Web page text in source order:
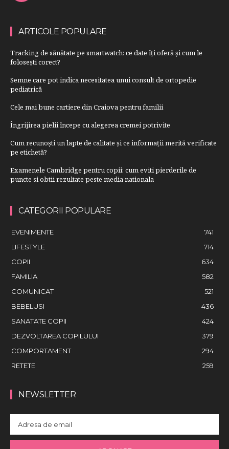
ARTICOLE POPULARE
Tracking de sănătate pe smartwatch: ce date îți oferă și cum le
folosești corect?
Semne care pot indica necesitatea unui consult de ortopedie
pediatrică
Cele mai bune cartiere din Craiova pentru familii
Îngrijirea pielii începe cu alegerea cremei potrivite
Cum recunoști un lapte de calitate și ce informații merită verificate
pe etichetă?
Examenele Cambridge pentru copii: cum eviti pierderile de
puncte si obtii rezultate peste media nationala
CATEGORII POPULARE
EVENIMENTE
741
LIFESTYLE
714
COPII
634
FAMILIA
582
COMUNICAT
521
BEBELUSI
436
SANATATE COPII
424
DEZVOLTAREA COPILULUI
379
COMPORTAMENT
294
RETETE
259
NEWSLETTER